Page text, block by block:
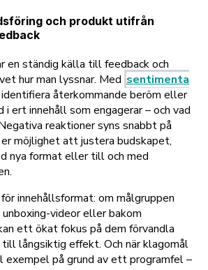
och produkt utifrån
en ständig källa till feedback och
hur man lyssnar. Med sentimenta
återkommande beröm eller
i ert innehåll som engagerar – och vad
reaktioner syns snabbt på
möjlighet att justera budskapet,
nya format eller till och med
innehållsformat: om målgruppen
videor eller bakom
ett ökat fokus på dem förvandla
långsiktig effekt. Och när klagomål
på grund av ett programfel –